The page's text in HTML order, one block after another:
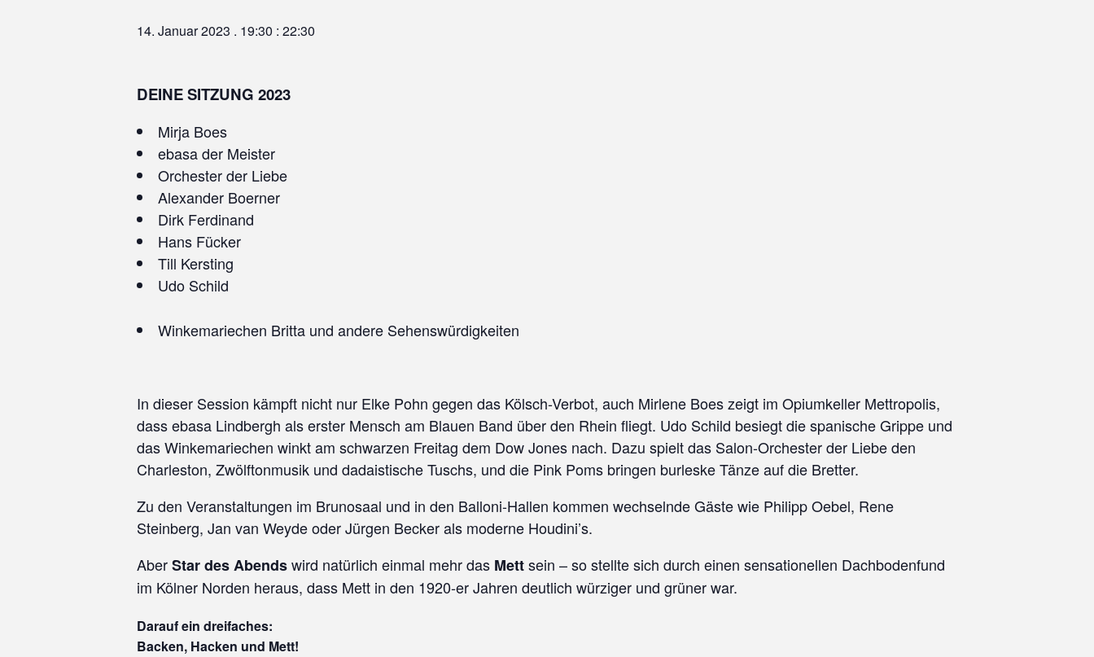
14. Januar 2023 . 19:30 : 22:30
DEINE SITZUNG 2023
Mirja Boes
ebasa der Meister
Orchester der Liebe
Alexander Boerner
Dirk Ferdinand
Hans Fücker
Till Kersting
Udo Schild
Winkemariechen Britta und andere Sehenswürdigkeiten
In dieser Session kämpft nicht nur Elke Pohn gegen das Kölsch-Verbot, auch Mirlene Boes zeigt im Opiumkeller Mettropolis,
dass ebasa Lindbergh als erster Mensch am Blauen Band über den Rhein fliegt. Udo Schild besiegt die spanische Grippe und
das Winkemariechen winkt am schwarzen Freitag dem Dow Jones nach. Dazu spielt das Salon-Orchester der Liebe den
Charleston, Zwölftonmusik und dadaistische Tuschs, und die Pink Poms bringen burleske Tänze auf die Bretter.
Zu den Veranstaltungen im Brunosaal und in den Balloni-Hallen kommen wechselnde Gäste wie Philipp Oebel, Rene
Steinberg, Jan van Weyde oder Jürgen Becker als moderne Houdini’s.
AberStar des Abendswird natürlich einmal mehr das Mettsein – so stellte sich durch einen sensationellen Dachbodenfund
im Kölner Norden heraus, dass Mett in den 1920-er Jahren deutlich würziger und grüner war.
Darauf ein dreifaches:
Backen, Hacken und Mett!